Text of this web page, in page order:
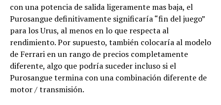
con una potencia de salida ligeramente mas baja, el
Purosangue definitivamente significaría “fin del juego”
para los Urus, al menos en lo que respecta al
rendimiento. Por supuesto, también colocaría al modelo
de Ferrari en un rango de precios completamente
diferente, algo que podría suceder incluso si el
Purosangue termina con una combinación diferente de
motor / transmisión.